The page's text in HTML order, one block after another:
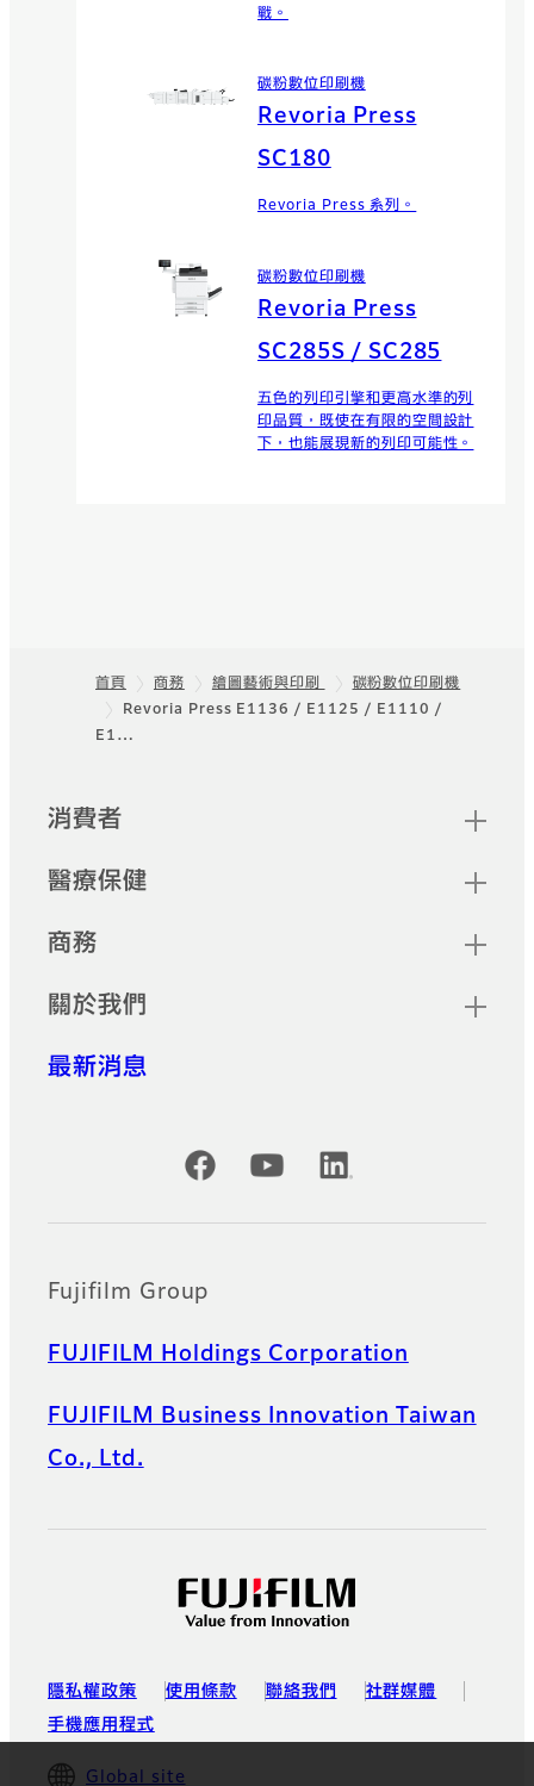
戰。
碳粉數位印刷機
Revoria Press
SC180
Revoria Press 系列。
碳粉數位印刷機
Revoria Press
SC285S / SC285
五色的列印引擎和更高水準的列
印品質，既使在有限的空間設計
下，也能展現新的列印可能性。
首頁 商務 繪圖藝術與印刷
碳粉數位印刷機
Revoria Press E1136 / E1125 / E1110 /
E1…
快速連結
消費者
醫療保健
商務
關於我們
最新消息
Official Social Media Accounts
Fujifilm Group
FUJIFILM Holdings Corporation
FUJIFILM Business Innovation Taiwan
Co., Ltd.
隱私權政策 使用條款 聯絡我們
社群媒體
手機應用程式
Global site